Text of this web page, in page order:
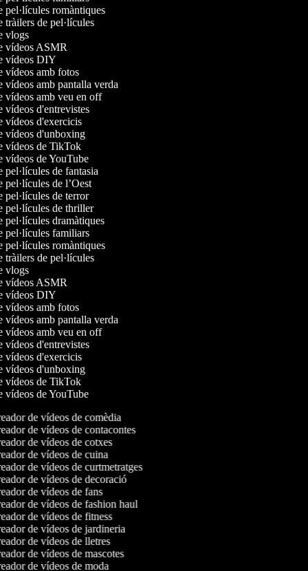
pel·lícules romàntiques
tràilers de pel·lícules
vlogs
vídeos ASMR
vídeos DIY
vídeos amb fotos
vídeos amb pantalla verda
vídeos amb veu en off
vídeos d'entrevistes
vídeos d'exercicis
vídeos d'unboxing
vídeos de TikTok
vídeos de YouTube
pel·lícules de fantasia
pel·lícules de l’Oest
pel·lícules de terror
pel·lícules de thriller
pel·lícules dramàtiques
pel·lícules familiars
pel·lícules romàntiques
tràilers de pel·lícules
vlogs
vídeos ASMR
vídeos DIY
vídeos amb fotos
vídeos amb pantalla verda
vídeos amb veu en off
vídeos d'entrevistes
vídeos d'exercicis
vídeos d'unboxing
vídeos de TikTok
vídeos de YouTube
de vídeos de comèdia
de vídeos de contacontes
de vídeos de cotxes
de vídeos de cuina
de vídeos de curtmetratges
de vídeos de decoració
de vídeos de fans
de vídeos de fashion haul
de vídeos de fitness
de vídeos de jardineria
de vídeos de lletres
de vídeos de mascotes
de vídeos de moda